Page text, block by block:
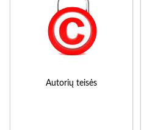
Autorių teisės